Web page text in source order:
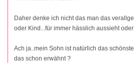
Daher denke ich nicht das man das
oder Kind...für immer hässlich aussieht
Ach ja..mein Sohn ist natürlich das
das schon erwähnt ?